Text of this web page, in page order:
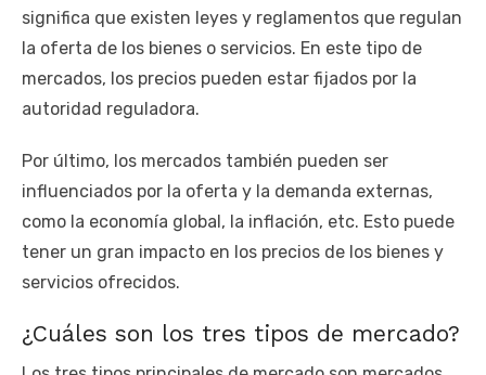
significa que existen leyes y reglamentos que regulan
la oferta de los bienes o servicios. En este tipo de
mercados, los precios pueden estar fijados por la
autoridad reguladora.
Por último, los mercados también pueden ser
influenciados por la oferta y la demanda externas,
como la economía global, la inflación, etc. Esto puede
tener un gran impacto en los precios de los bienes y
servicios ofrecidos.
¿Cuáles son los tres tipos de mercado?